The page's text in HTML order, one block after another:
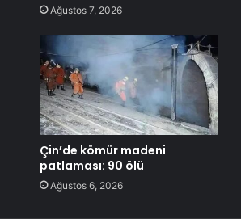
Ağustos 7, 2026
Çin’de kömür madeni
patlaması: 90 ölü
Ağustos 6, 2026